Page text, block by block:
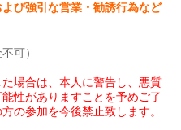
び強引な営業・勧誘行為など
可）
場合は、本人に警告し、悪質
性がありますことを予めご了
の参加を今後禁止致します。